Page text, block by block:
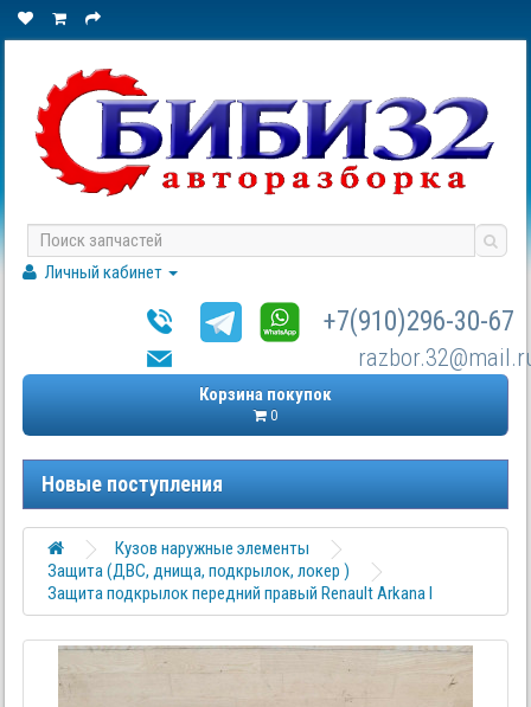
Личный кабинет
+7(910)296-30-67
Корзина покупок
0
Новые поступления
Кузов наружные элементы
Защита (ДВС, днища, подкрылок, локер )
Защита подкрылок передний правый Renault Arkana I